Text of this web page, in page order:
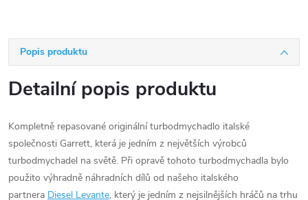
Popis produktu
Detailní popis produktu
Kompletně repasované originální turbodmychadlo italské
společnosti Garrett, která je jedním z největších výrobců
turbodmychadel na světě. Při opravě tohoto turbodmychadla bylo
použito výhradně náhradních dílů od našeho italského
partnera Diesel Levante, který je jedním z nejsilnějších hráčů na trhu